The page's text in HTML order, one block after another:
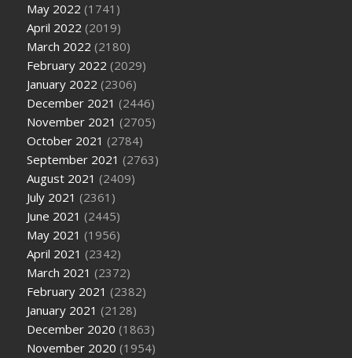
May 2022 (1741)
April 2022 (2019)
March 2022 (2180)
February 2022 (2029)
January 2022 (2306)
December 2021 (2446)
November 2021 (2705)
October 2021 (2784)
September 2021 (2763)
August 2021 (2409)
July 2021 (2361)
June 2021 (2445)
May 2021 (1956)
April 2021 (2342)
March 2021 (2372)
February 2021 (2382)
January 2021 (2128)
December 2020 (1863)
November 2020 (1954)